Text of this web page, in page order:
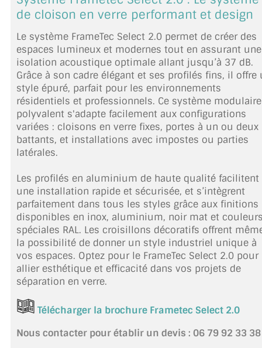
DEMANDE DE DEVIS
SUIVI DE DEVIS
SUIVI DE COMMANDE
TOUS LES TARIFS AU M2
GUIDE : CHOIX PAR UTILISATION
INSPIRATIONS ET NOUVEAUTÉS
MIROIRS VIEILLIS AMBIANCE BRASSERIE
MIROIR SUR MESURE
MIROIR VIEILLI
MIROIR DÉCORATIF DE COULEUR
de cloison en verre performant et design
Le système FrameTec Select 2.0 permet de créer des
espaces lumineux et modernes tout en assurant une
isolation acoustique optimale allant jusqu’à 37 dB.
Grâce à son cadre élégant et ses profilés fins, il offre
style épuré, parfait pour les environnements
résidentiels et professionnels. Ce système
polyvalent s'adapte facilement aux configurations
variées : cloisons en verre fixes, portes à un ou deux
battants, et installations avec impostes ou parties
latérales.
Les profilés en aluminium de haute qualité facilitent
une installation rapide et sécurisée, et s’intègrent
parfaitement dans tous les styles grâce aux finitions
disponibles en inox, aluminium, noir mat et
spéciales RAL. Les croisillons décoratifs offrent
la possibilité de donner un style industriel unique à
vos espaces. Optez pour le FrameTec Select 2.0 pour
allier esthétique et efficacité dans vos projets de
séparation en verre.
Télécharger la brochure Frametec Select 2.0
Nous contacter pour établir un devis : 06 79 92 33 38